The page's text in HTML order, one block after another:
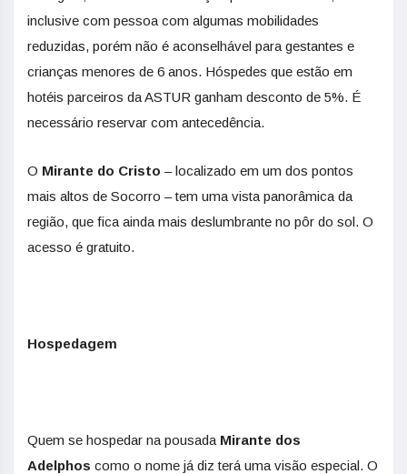
inclusive com pessoa com algumas mobilidades
reduzidas, porém não é aconselhável para gestantes e
crianças menores de 6 anos. Hóspedes que estão em
hotéis parceiros da ASTUR ganham desconto de 5%. É
necessário reservar com antecedência.
O Mirante do Cristo – localizado em um dos pontos
mais altos de Socorro – tem uma vista panorâmica da
região, que fica ainda mais deslumbrante no pôr do sol. O
acesso é gratuito.
Hospedagem
Quem se hospedar na pousada Mirante dos
Adelphos como o nome já diz terá uma visão especial. O